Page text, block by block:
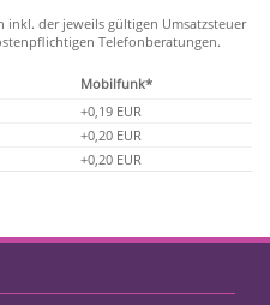
inkl. der jeweils gültigen Umsatzsteuer
Telefonberatungen.
Mobilfunk*
+0,19 EUR
+0,20 EUR
+0,20 EUR